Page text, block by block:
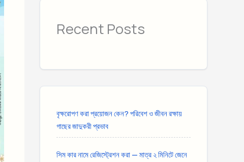
Recent Posts
বৃক্ষরোপণ করা প্রয়োজন কেন? পরিবেশ ও জীবন রক্ষায়
গাছের জাদুকরী প্রভাব
সিম কার নামে রেজিস্ট্রেশন করা — মাত্র ২ মিনিটে জেনে